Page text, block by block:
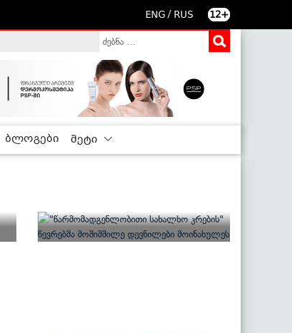
ENG / RUS 12+
ბლოგები მეტი